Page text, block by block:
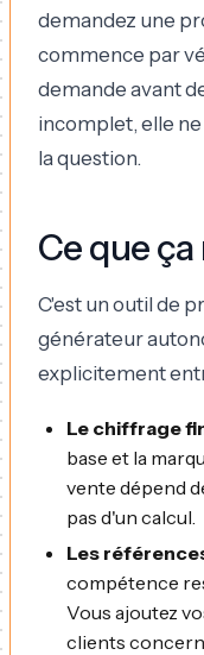
demandez une
commence par
demande avant
incomplet, elle
la question.
Ce que
C'est un outil de
générateur
explicitement
Le chiffrage
base et la
vente dépend
pas d'un calcul.
Les
compétence
Vous ajoutez
clients